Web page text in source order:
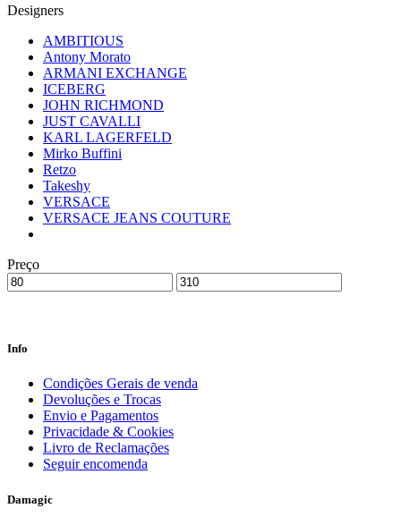
Designers
AMBITIOUS
Antony Morato
ARMANI EXCHANGE
ICEBERG
JOHN RICHMOND
JUST CAVALLI
KARL LAGERFELD
Mirko Buffini
Retzo
Takeshy
VERSACE
VERSACE JEANS COUTURE
Preço
Info
Condições Gerais de venda
Devoluções e Trocas
Envio e Pagamentos
Privacidade & Cookies
Livro de Reclamações
Seguir encomenda
Damagic